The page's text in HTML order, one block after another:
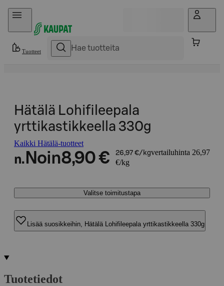
Hyppää sisältöön
Tuotteet
Hätälä Lohifileepala
yrttikastikkeella 330g
Kaikki Hätälä-tuotteet
n. Noin8,90 € 26,97 €/kgvertailuhinta 26,97
€/kg
Valitse toimitustapa
Lisää suosikkeihin, Hätälä Lohifileepala yrttikastikkeella 330g
Tuotetiedot